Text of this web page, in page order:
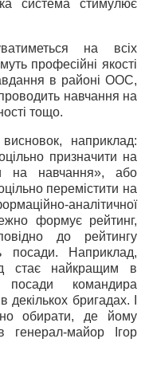
система стимулює
на всіх
професійні якості
в районі ООС,
навчання на
тощо.
наприклад:
призначити на
на навчання», або
перемістити на
аналітичної
формує рейтинг,
до рейтингу
посади. Наприклад,
стає найкращим в
командира
бригадах. І
обирати, де йому
генерал-майор Ігор